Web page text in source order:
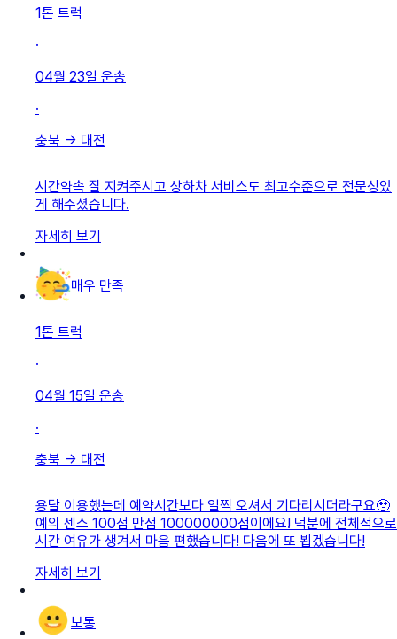
1톤 트럭
·
04월 23일 운송
·
충북 → 대전
시간약속 잘 지켜주시고 상하차 서비스도 최고수준으로 전문성있
게 해주셨습니다.
자세히 보기
매우 만족
1톤 트럭
·
04월 15일 운송
·
충북 → 대전
용달 이용했는데 예약시간보다 일찍 오셔서 기다리시더라구요🥹
예의 센스 100점 만점 100000000점이에요! 덕분에 전체적으로
시간 여유가 생겨서 마음 편했습니다! 다음에 또 뵙겠습니다!
자세히 보기
보통